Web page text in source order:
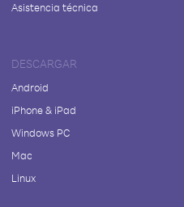
Asistencia técnica
DESCARGAR
Android
iPhone & iPad
Windows PC
Mac
Linux